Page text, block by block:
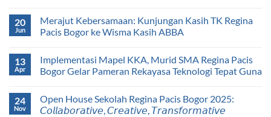
20
Jun
Merajut Kebersamaan: Kunjungan Kasih TK Regina
Pacis Bogor ke Wisma Kasih ABBA
13
Apr
Implementasi Mapel KKA, Murid SMA Regina Pacis
Bogor Gelar Pameran Rekayasa Teknologi Tepat Guna
24
Nov
Open House Sekolah Regina Pacis Bogor 2025:
𝘊𝘰𝘭𝘭𝘢𝘣𝘰𝘳𝘢𝘵𝘪𝘷𝘦, 𝘊𝘳𝘦𝘢𝘵𝘪𝘷𝘦, 𝘛𝘳𝘢𝘯𝘴𝘧𝘰𝘳𝘮𝘢𝘵𝘪𝘷𝘦